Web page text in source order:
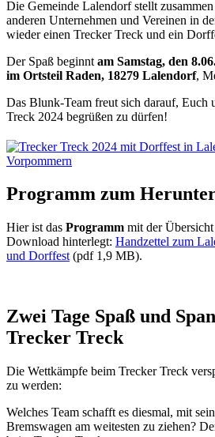
Die Gemeinde Lalendorf stellt
anderen Unternehmen und Vereinen in
wieder einen Trecker Treck und ein
Der Spaß beginnt am Samstag, den
im Ortsteil Raden, 18279 Lalendorf,
Das Blunk-Team freut sich darauf, Euch
Treck 2024 begrüßen zu dürfen!
Programm zum
Hier ist das Programm mit der
Download hinterlegt: Handzettel zum
und Dorffest (pdf 1,9 MB).
Zwei Tage Spaß und
Trecker Treck
Die Wettkämpfe beim Trecker Treck
zu werden:
Welches Team schafft es diesmal, mit
Bremswagen am weitesten zu ziehen?